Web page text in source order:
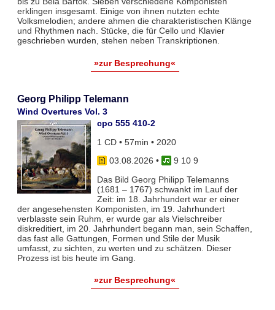
erklingen insgesamt. Einige von ihnen nutzten echte
Volksmelodien; andere ahmen die charakteristischen Klänge
und Rhythmen nach. Stücke, die für Cello und Klavier
geschrieben wurden, stehen neben Transkriptionen.
»zur Besprechung«
Georg Philipp Telemann
Wind Overtures Vol. 3
cpo 555 410-2
1 CD • 57min • 2020
03.08.2026 •
9 10 9
Das Bild Georg Philipp Telemanns
(1681 – 1767) schwankt im Lauf der
Zeit: im 18. Jahrhundert war er einer
der angesehensten Komponisten, im 19. Jahrhundert
verblasste sein Ruhm, er wurde gar als Vielschreiber
diskreditiert, im 20. Jahrhundert begann man, sein Schaffen,
das fast alle Gattungen, Formen und Stile der Musik
umfasst, zu sichten, zu werten und zu schätzen. Dieser
Prozess ist bis heute im Gang.
»zur Besprechung«